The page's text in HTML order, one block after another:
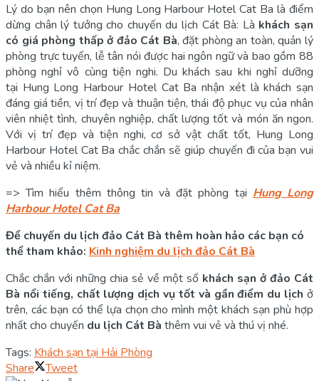
Lý do bạn nên chọn Hung Long Harbour Hotel Cat Ba là điểm
dừng chân lý tưởng cho chuyến du lịch Cát Bà: Là khách sạn
có giá phòng thấp ở đảo Cát Bà, đặt phòng an toàn, quản lý
phòng trực tuyến, lễ tân nói được hai ngôn ngữ và bao gồm 88
phòng nghỉ vô cùng tiện nghi. Du khách sau khi nghỉ dưỡng
tại Hung Long Harbour Hotel Cat Ba nhận xét là khách sạn
đáng giá tiền, vị trí đẹp và thuận tiện, thái độ phục vụ của nhân
viên nhiệt tình, chuyên nghiệp, chất lượng tốt và món ăn ngon.
Với vị trí đẹp và tiện nghi, cơ sở vật chất tốt, Hung Long
Harbour Hotel Cat Ba chắc chắn sẽ giúp chuyến đi của bạn vui
vẻ và nhiều kỉ niệm.
=> Tìm hiểu thêm thông tin và đặt phòng tại Hung Long
Harbour Hotel Cat Ba
Để chuyến du lịch đảo Cát Bà thêm hoàn hảo các bạn có
thể tham khảo: Kinh nghiệm du lịch đảo Cát Bà
Chắc chắn với những chia sẻ về một số khách sạn ở đảo Cát
Bà nổi tiếng, chất lượng dịch vụ tốt và gần điểm du lịch ở
trên, các bạn có thể lựa chọn cho mình một khách sạn phù hợp
nhất cho chuyến du lịch Cát Bà thêm vui vẻ và thú vị nhé.
Tags: Khách sạn tại Hải Phòng
Share
Tweet